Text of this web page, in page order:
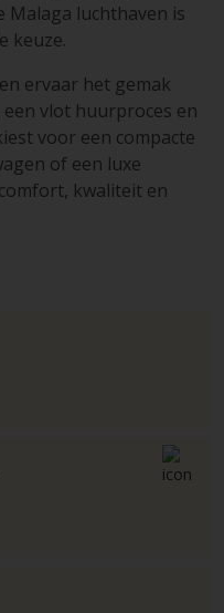
Malaga luchthaven is
keuze.
ervaar het gemak
vlot huurproces en
voor een compacte
of een luxe
kwaliteit en